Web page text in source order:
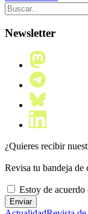
Buscar:
Newsletter
¿Quieres recibir
Revisa tu bandeja de
Estoy de acuerdo